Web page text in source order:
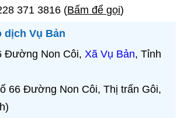
371 3816 (Bấm để gọi)
dịch Vụ Bản
Đường Non Côi,Xã Vụ Bản, Tỉnh
66 Đường Non Côi, Thị trấn Gôi,